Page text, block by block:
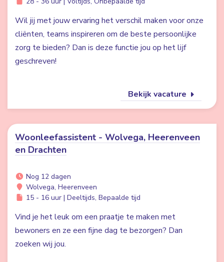
Wil jij met jouw ervaring het verschil maken voor onze
cliënten, teams inspireren om de beste persoonlijke
zorg te bieden? Dan is deze functie jou op het lijf
geschreven!
Bekijk vacature
Woonleefassistent - Wolvega, Heerenveen
en Drachten
Nog 12 dagen
Wolvega, Heerenveen
15 - 16 uur | Deeltijds, Bepaalde tijd
Vind je het leuk om een praatje te maken met
bewoners en ze een fijne dag te bezorgen? Dan
zoeken wij jou.